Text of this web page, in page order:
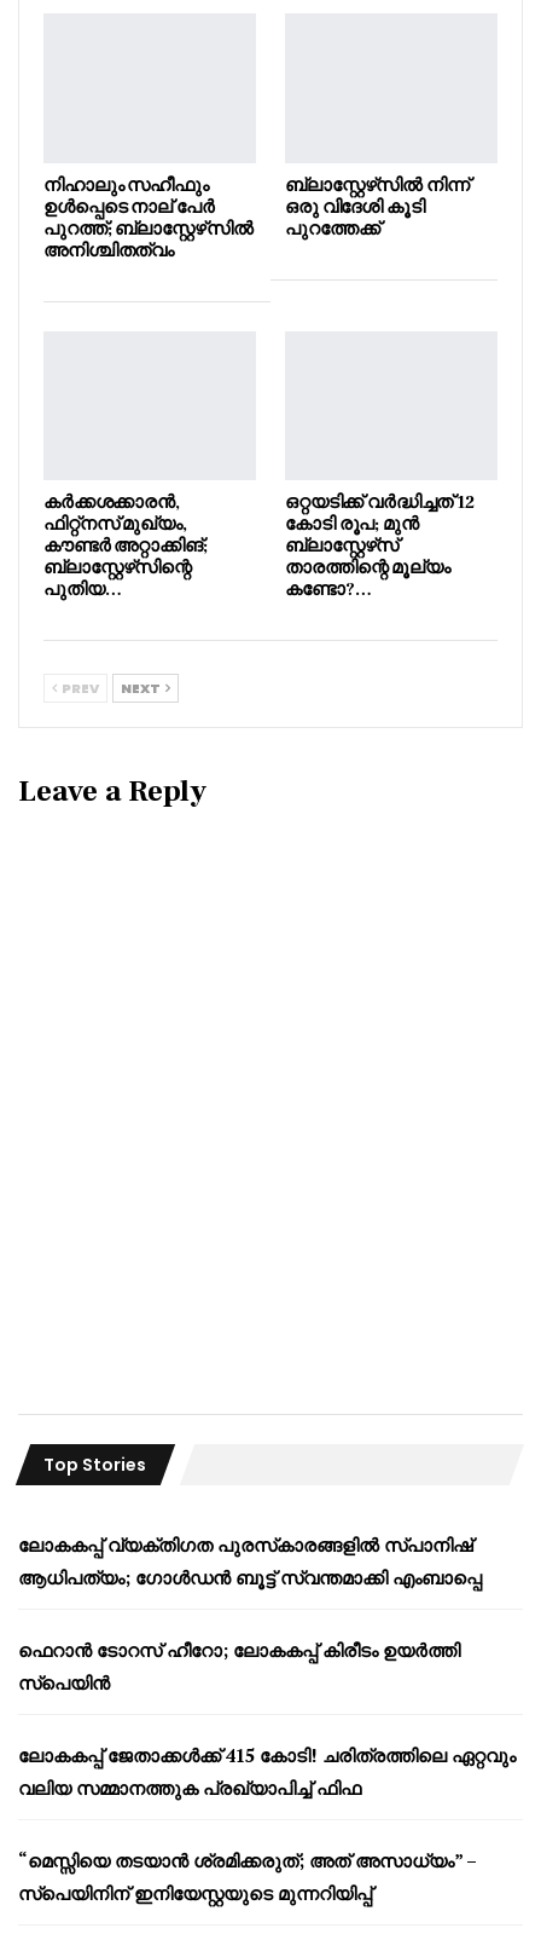
നിഹാലും സഹീഫും
ഉൾപ്പെടെ നാല് പേർ
പുറത്ത്; ബ്ലാസ്റ്റേഴ്‌സിൽ
അനിശ്ചിതത്വം
ബ്ലാസ്റ്റേഴ്‌സിൽ നിന്ന്
ഒരു വിദേശി കൂടി
പുറത്തേക്ക്
കർക്കശക്കാരൻ,
ഫിറ്റ്നസ് മുഖ്യം,
കൗണ്ടർ അറ്റാക്കിങ്;
ബ്ലാസ്റ്റേഴ്‌സിന്റെ
പുതിയ…
ഒറ്റയടിക്ക് വർദ്ധിച്ചത് 12
കോടി രൂപ; മുൻ
ബ്ലാസ്റ്റേഴ്‌സ്
താരത്തിന്റെ മൂല്യം
കണ്ടോ?…
PREV NEXT
Leave a Reply
Top Stories
ലോകകപ്പ് വ്യക്തിഗത പുരസ്‌കാരങ്ങളിൽ സ്പാനിഷ്
ആധിപത്യം; ഗോൾഡൻ ബൂട്ട് സ്വന്തമാക്കി എംബാപ്പെ
ഫെറാൻ ടോറസ് ഹീറോ; ലോകകപ്പ് കിരീടം ഉയർത്തി
സ്പെയിൻ
ലോകകപ്പ് ജേതാക്കൾക്ക് 415 കോടി! ചരിത്രത്തിലെ ഏറ്റവും
വലിയ സമ്മാനത്തുക പ്രഖ്യാപിച്ച് ഫിഫ
“മെസ്സിയെ തടയാൻ ശ്രമിക്കരുത്; അത് അസാധ്യം” –
സ്പെയിനിന് ഇനിയേസ്റ്റയുടെ മുന്നറിയിപ്പ്